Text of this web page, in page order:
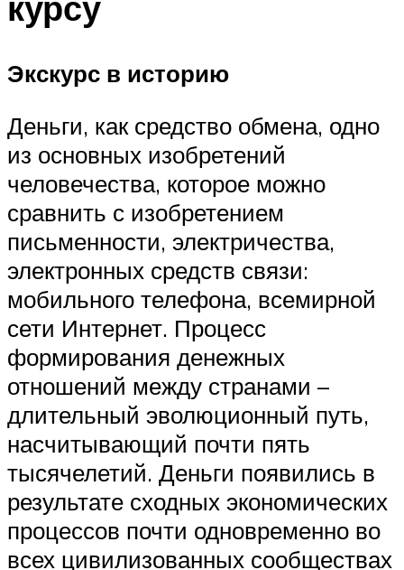
Экскурс в историю
Деньги, как средство обмена, одно
из основных изобретений
человечества, которое можно
сравнить с изобретением
письменности, электричества,
электронных средств связи:
мобильного телефона, всемирной
сети Интернет. Процесс
формирования денежных
отношений между странами –
длительный эволюционный путь,
насчитывающий почти пять
тысячелетий. Деньги появились в
результате сходных экономических
процессов почти одновременно во
всех цивилизованных сообществах